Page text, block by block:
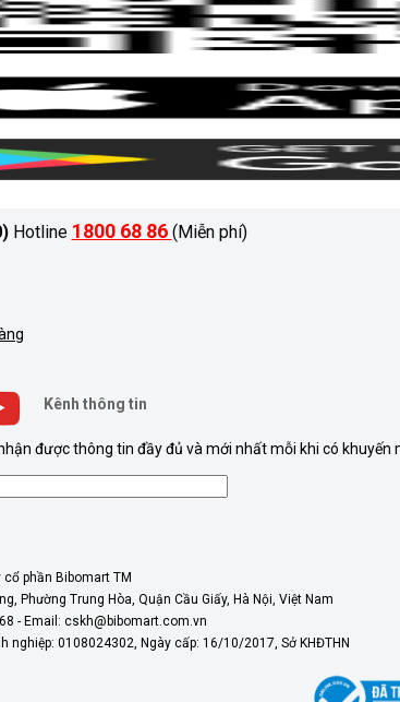
Hotline 1800 68 86 (Miễn phí)
Kênh thông tin
được thông tin đầy đủ và mới nhất mỗi khi có khuyến
phần Bibomart TM
Phường Trung Hòa, Quận Cầu Giấy, Hà Nội, Việt Nam
- Email: cskh@bibomart.com.vn
nghiệp: 0108024302, Ngày cấp: 16/10/2017, Sở KHĐTHN